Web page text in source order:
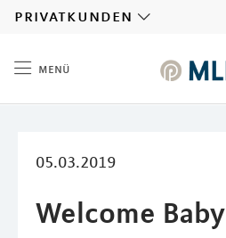
privatkunden
menü
05.03.2019
Welcome Baby